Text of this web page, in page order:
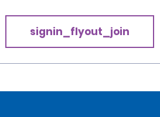
signin_flyout_join